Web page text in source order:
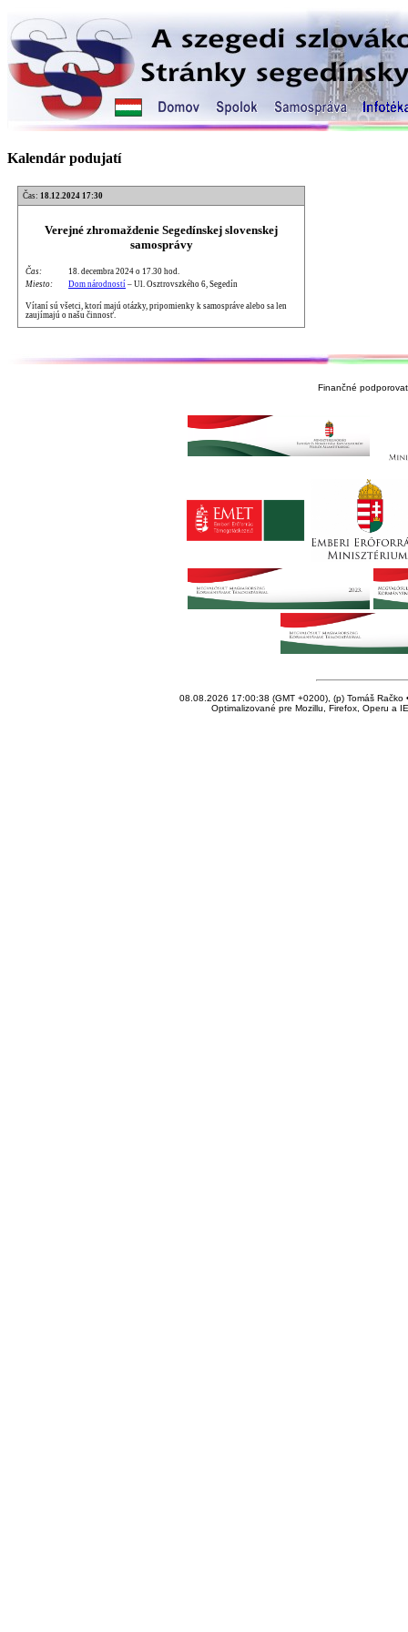
Kalendár podujatí
Čas: 18.12.2024 17:30
Verejné zhromaždenie Segedínskej slovenskej
samosprávy
Čas:
18. decembra 2024 o 17.30 hod.
Miesto:
Dom národností – Ul. Osztrovszkého 6, Segedín
Vítaní sú všetci, ktorí majú otázky, pripomienky k samospráve alebo sa len
zaujímajú o našu činnosť.
Finančné
08.08.2026 17:00:38 (GMT +0200), (p) Tomáš Račko
Optimalizované pre Mozillu, Firefox, Operu a